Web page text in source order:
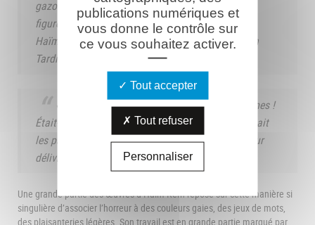
gazouillant pour tenir compagnie aux têtes qui y
figurent.
Haïm Kern. Réponse à une lettre de mon ami Jean
Tardieu (…).
« Dire que l’on appelait ça le Chemin des Dames !
Était-ce parce que, dans un temps jadis, on y menait
les parturientes rétives en carriole pour aider à leur
délivrance ? » Dernière mission, Haïm Kern.
Une grande partie des œuvres d’Haïm Kern repose sur cette manière si
singulière d’associer l’horreur à des couleurs gaies, des jeux de mots,
des plaisanteries légères. Son travail est en grande partie marqué par
publications numériques et
vous donne le contrôle sur
ce vous souhaitez activer.
Tout accepter
Tout refuser
Personnaliser